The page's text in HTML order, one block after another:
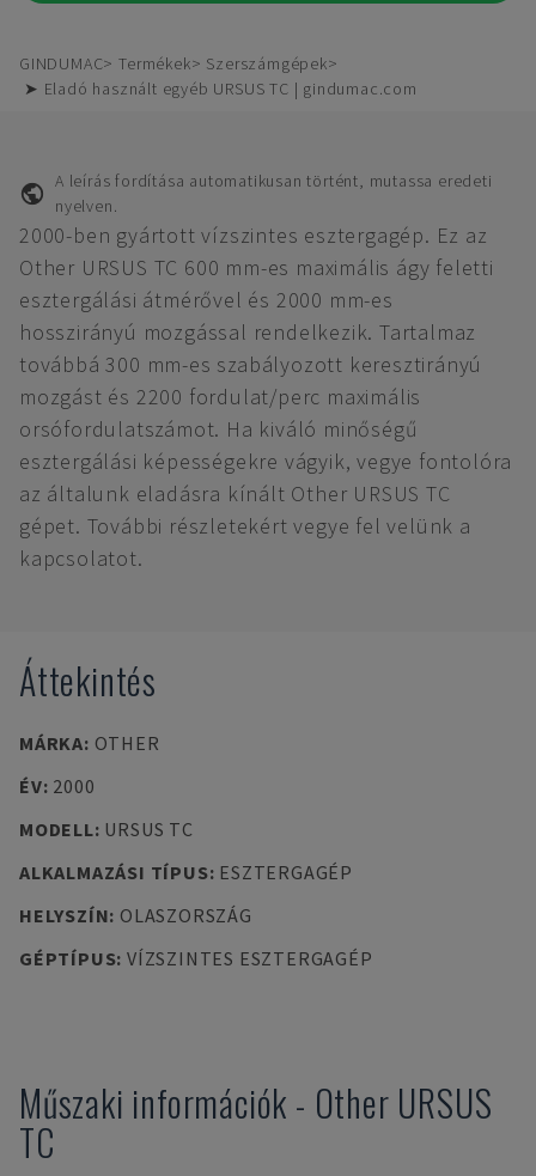
GINDUMAC Termékek
Szerszámgépek
➤ Eladó használt egyéb URSUS TC | gindumac.com
A leírás fordítása automatikusan történt, mutassa eredeti
nyelven.
2000-ben gyártott vízszintes esztergagép. Ez az
Other URSUS TC 600 mm-es maximális ágy feletti
esztergálási átmérővel és 2000 mm-es
hosszirányú mozgással rendelkezik. Tartalmaz
továbbá 300 mm-es szabályozott keresztirányú
mozgást és 2200 fordulat/perc maximális
orsófordulatszámot. Ha kiváló minőségű
esztergálási képességekre vágyik, vegye fontolóra
az általunk eladásra kínált Other URSUS TC
gépet. További részletekért vegye fel velünk a
kapcsolatot.
Áttekintés
MÁRKA: OTHER
ÉV: 2000
MODELL: URSUS TC
ALKALMAZÁSI TÍPUS: ESZTERGAGÉP
HELYSZÍN: OLASZORSZÁG
GÉPTÍPUS: VÍZSZINTES ESZTERGAGÉP
Műszaki információk - Other URSUS
TC